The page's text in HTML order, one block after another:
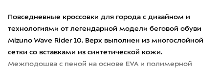
Повседневные кроссовки для города с дизайном и
технологиями от легендарной модели беговой обуви
Mizuno Wave Rider 10. Верх выполнен из многослойной
сетки со вставками из синтетической кожи.
Межподошва с пеной на основе EVA и полимерной